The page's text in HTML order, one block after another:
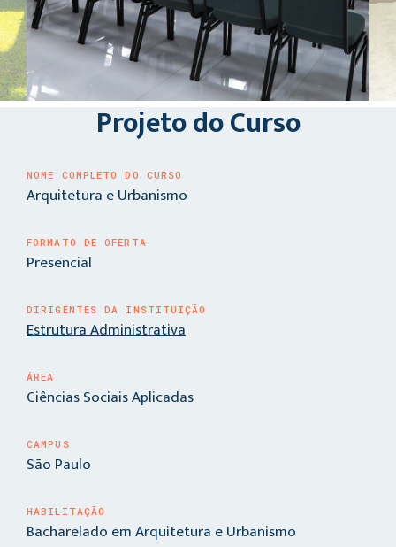
Projeto do Curso
NOME COMPLETO DO CURSO
Arquitetura e Urbanismo
FORMATO DE OFERTA
Presencial
DIRIGENTES DA INSTITUIÇÃO
Estrutura Administrativa
ÁREA
Ciências Sociais Aplicadas
CAMPUS
São Paulo
HABILITAÇÃO
Bacharelado em Arquitetura e Urbanismo